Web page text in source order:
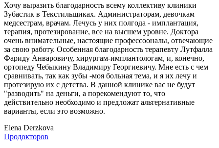
Хочу выразить благодарность всему коллективу клиники
Зубастик в Текстильщиках. Администраторам, девочкам
медсестрам, врачам. Лечусь у них полгода - имплантация,
терапия, протезирование, все на высшем уровне. Доктора
очень внимательные, настоящие профессооналы, отвечающие
за свою работу. Особенная благодарность терапевту Лутфалла
Фариду Анваровичу, хирургам-имплантологам, и, конечно,
ортопеду Чебыкину Владимиру Георгиевичу. Мне есть с чем
сравнивать, так как зубы -моя больная тема, и я их лечу и
протезирую их с детства. В данной клинике вас не будут
"разводить" на деньги, а порекомендуют то, что
действительно необходимо и предложат альтернативные
варианты, если это возможно.
Elena Derzkova
Продокторов